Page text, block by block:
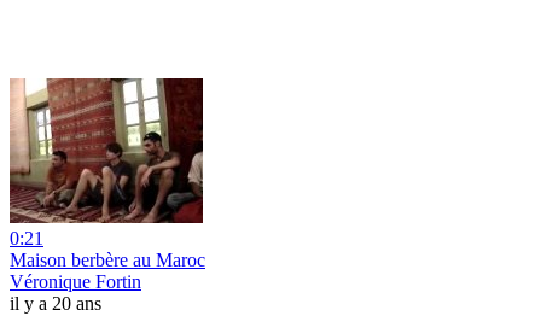
0:21
Maison berbère au Maroc
Véronique Fortin
il y a 20 ans